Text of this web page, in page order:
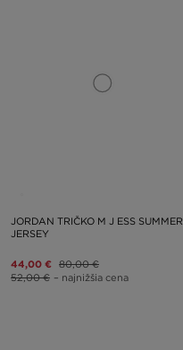
JORDAN TRIČKO M J ESS SUMMER
JERSEY
44,00 € 80,00 €
52,00 € – najnižšia cena